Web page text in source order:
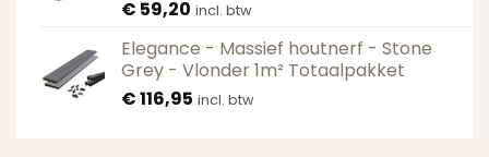
€ 59,20 incl. btw
Elegance - Massief houtnerf - Stone
Grey - Vlonder 1m² Totaalpakket
€116,95 incl. btw